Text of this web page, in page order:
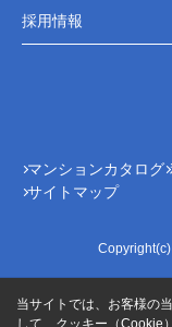
採用情報
マンションカタログ
サイトマップ
当サイトでは、お客様の
して、クッキー（Cookie